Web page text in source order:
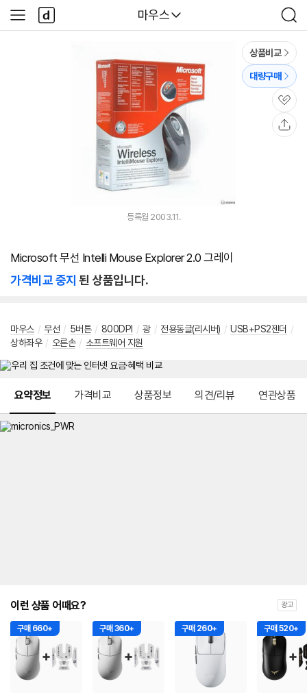
다나와
마우스
검
색
사
이
다
나
와
상품비교
대량구매
관
심
등록월 2003.11.
Microsoft 무선 Intelli Mouse Explorer 2.0 그레이
가격비교 중지 된 상품입니다.
마우스 / 무선 / 5버튼 / 800DPI / 광 / 전용동글(리시버) / USB+PS2젠더 /
상하좌우 / 오른손 / 소프트웨어 지원
요약정보 가격비교 상품정보 의견/리뷰 연관상품
이런 상품 어때요? 광고
구매 660+ 구매 360+ 구매 260+ 구매 520+